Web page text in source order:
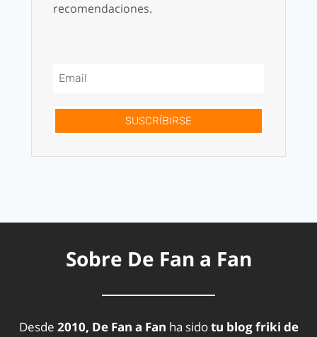
recomendaciones.
SUSCRÍBIRSE
Sobre De Fan a Fan
Desde 2010, De Fan a Fan ha sidotu blog friki de